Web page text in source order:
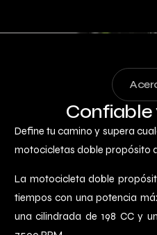
Confiable
Define tu camino y supera
motocicletas doble propósito
La motocicleta doble
tiempos con una potencia
una cilindrada de 198 CC y